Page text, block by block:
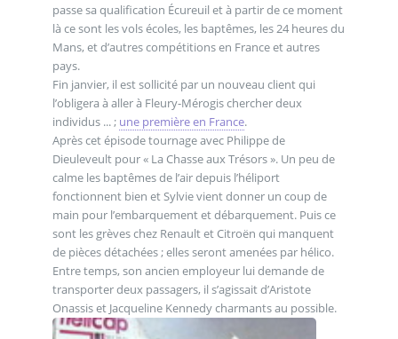
passe sa qualification Écureuil et à partir de ce moment
là ce sont les vols écoles, les baptêmes, les 24 heures du
Mans, et d’autres compétitions en France et autres
pays.
Fin janvier, il est sollicité par un nouveau client qui
l’obligera à aller à Fleury-Mérogis chercher deux
individus ... ; une première en France.
Après cet épisode tournage avec Philippe de
Dieuleveult pour « La Chasse aux Trésors ». Un peu de
calme les baptêmes de l’air depuis l’héliport
fonctionnent bien et Sylvie vient donner un coup de
main pour l’embarquement et débarquement. Puis ce
sont les grèves chez Renault et Citroën qui manquent
de pièces détachées ; elles seront amenées par hélico.
Entre temps, son ancien employeur lui demande de
transporter deux passagers, il s’agissait d’Aristote
Onassis et Jacqueline Kennedy charmants au possible.